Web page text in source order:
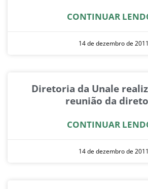
CONTINUAR
14 de dezembro de 2011
Diretoria da Unale
reunião da
CONTINUAR
14 de dezembro de 2011